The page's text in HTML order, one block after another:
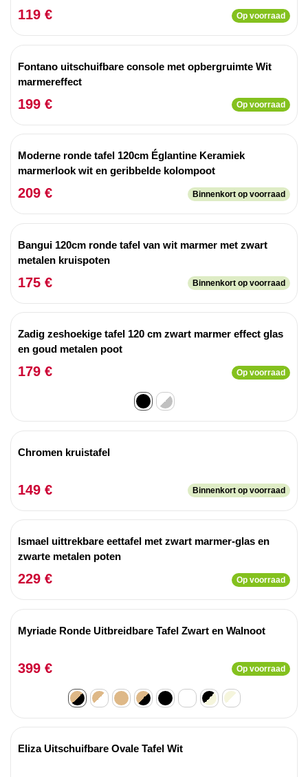
119 € Op voorraad
Fontano uitschuifbare console met opbergruimte Wit
marmereffect
199 € Op voorraad
Moderne ronde tafel 120cm Églantine Keramiek
marmerlook wit en geribbelde kolompoot
209 € Binnenkort op voorraad
Bangui 120cm ronde tafel van wit marmer met zwart
metalen kruispoten
175 € Binnenkort op voorraad
Zadig zeshoekige tafel 120 cm zwart marmer effect glas
en goud metalen poot
179 € Op voorraad
Chromen kruistafel
149 € Binnenkort op voorraad
Ismael uittrekbare eettafel met zwart marmer-glas en
zwarte metalen poten
229 € Op voorraad
Myriade Ronde Uitbreidbare Tafel Zwart en Walnoot
399 € Op voorraad
Eliza Uitschuifbare Ovale Tafel Wit